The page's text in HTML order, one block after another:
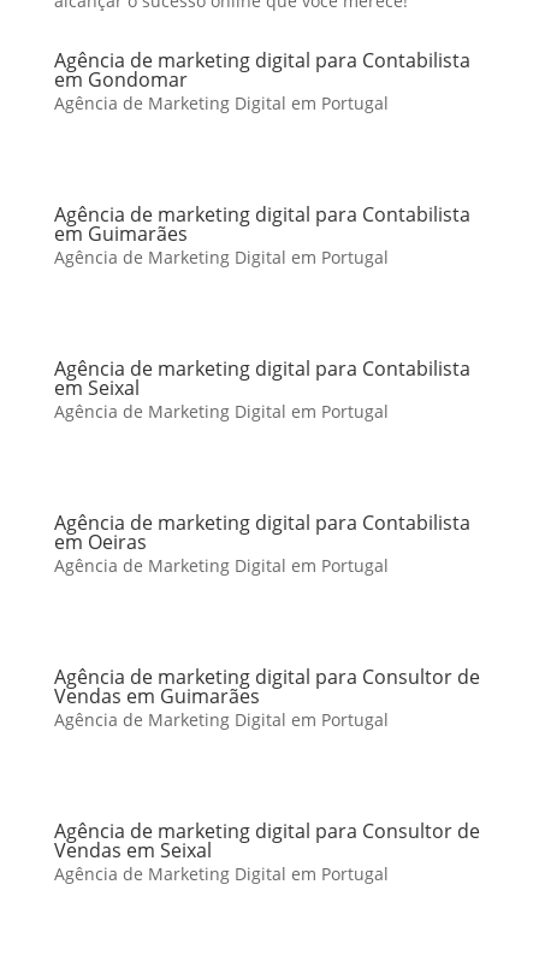
Agência de marketing digital para Contabilista
em Gondomar
Agência de Marketing Digital em Portugal
Agência de marketing digital para Contabilista
em Guimarães
Agência de Marketing Digital em Portugal
Agência de marketing digital para Contabilista
em Seixal
Agência de Marketing Digital em Portugal
Agência de marketing digital para Contabilista
em Oeiras
Agência de Marketing Digital em Portugal
Agência de marketing digital para Consultor de
Vendas em Guimarães
Agência de Marketing Digital em Portugal
Agência de marketing digital para Consultor de
Vendas em Seixal
Agência de Marketing Digital em Portugal